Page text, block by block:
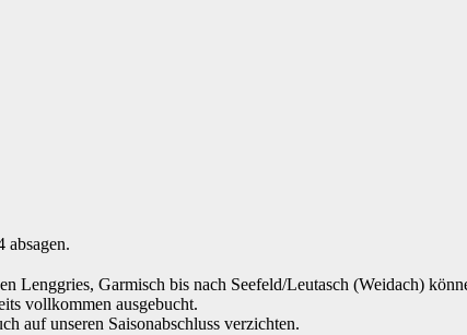
absagen.
Lenggries, Garmisch bis nach Seefeld/Leutasch (Weidach)
vollkommen ausgebucht.
auf unseren Saisonabschluss verzichten.